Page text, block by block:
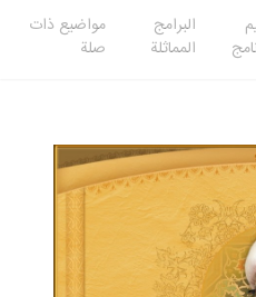
البرامج
المماثلة
مواضيع ذات
صلة